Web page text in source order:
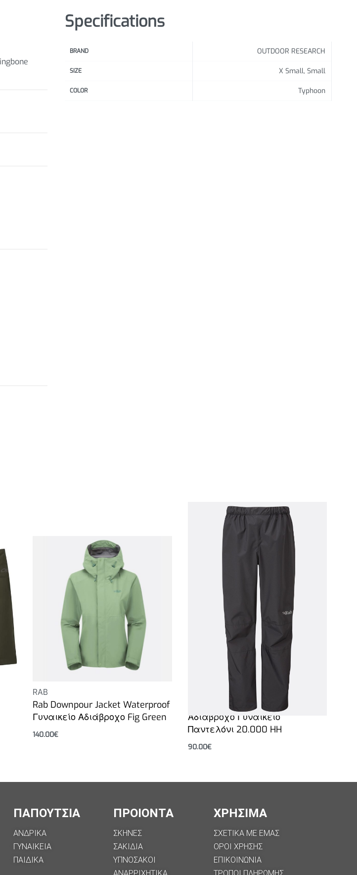
Specifications
BRAND OUTDOOR RESEARCH
SIZE X Small, Small
COLOR Typhoon
RAB
Rab Downpour Jacket Waterproof
Γυναικείο Αδιάβροχο Fig Green
140.00€
Rab Downpour Eco Pants Black
Αδιάβροχο Γυναικείο
Παντελόνι 20.000 HH
90.00€
ΠΑΠΟΥΤΣΙΑ
ΑΝΔΡΙΚΑ
ΓΥΝΑΙΚΕΙΑ
ΠΑΙΔΙΚΑ
ΠΡΟΙΟΝΤΑ
ΣΚΗΝΕΣ
ΣΑΚΙΔΙΑ
ΥΠΝΟΣΑΚΟΙ
ΧΡΗΣΙΜΑ
ΣΧΕΤΙΚΑ ΜΕ ΕΜΑΣ
ΟΡΟΙ ΧΡΗΣΗΣ
ΕΠΙΚΟΙΝΩΝΙΑ